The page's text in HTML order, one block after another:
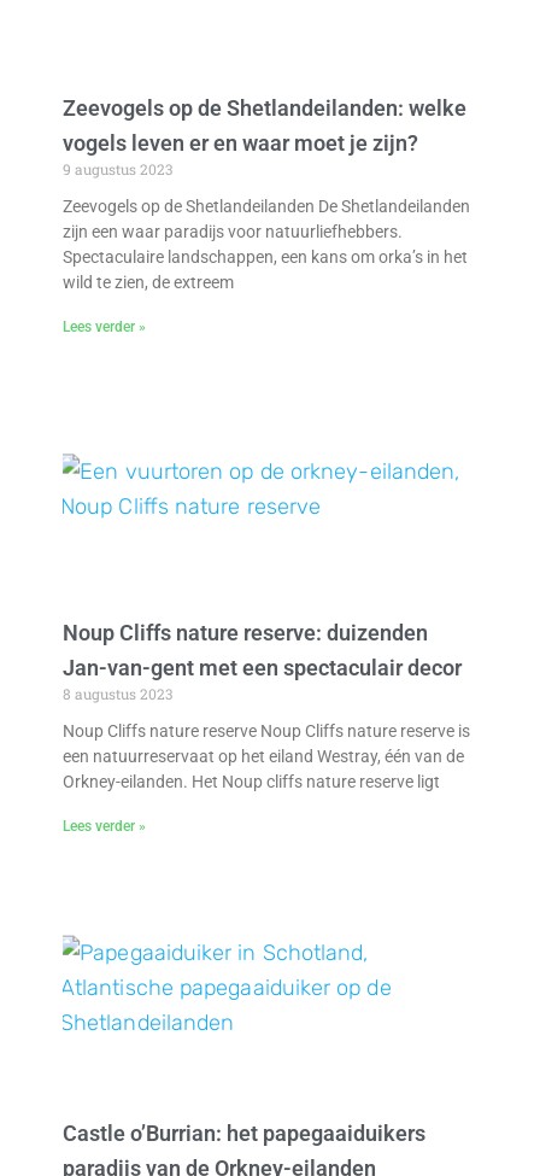
Zeevogels op de Shetlandeilanden: welke
vogels leven er en waar moet je zijn?
9 augustus 2023
Zeevogels op de Shetlandeilanden De Shetlandeilanden
zijn een waar paradijs voor natuurliefhebbers.
Spectaculaire landschappen, een kans om orka’s in het
wild te zien, de extreem
Lees verder »
Noup Cliffs nature reserve: duizenden
Jan-van-gent met een spectaculair decor
8 augustus 2023
Noup Cliffs nature reserve Noup Cliffs nature reserve is
een natuurreservaat op het eiland Westray, één van de
Orkney-eilanden. Het Noup cliffs nature reserve ligt
Lees verder »
Castle o’Burrian: het papegaaiduikers
paradijs van de Orkney-eilanden